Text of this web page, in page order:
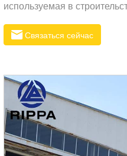
используемая в
хозяйстве. Они в основном
как погрузка,
Связаться сейчас